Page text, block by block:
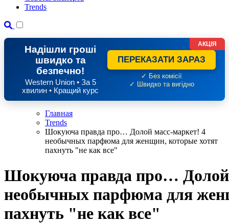
Trends
Надішли гроші
швидко та
безпечно!
Western Union • За 5
хвилин • Кращий курс
ПЕРЕКАЗАТИ ЗАРАЗ
✓ Без комісії
✓ Швидко та вигідно
АКЦІЯ
Главная
Trends
Шокуюча правда про… Долой масс-маркет! 4
необычных парфюма для женщин, которые хотят
пахнуть "не как все"
Шокуюча правда про… Долой
необычных парфюма для
пахнуть "не как все"